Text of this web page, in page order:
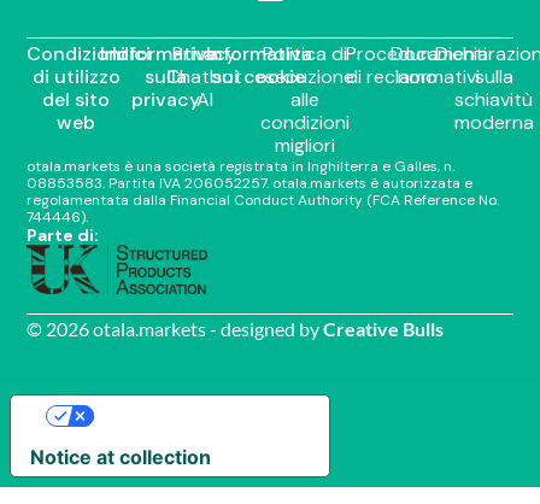
Condizioni
di utilizzo
del sito
web
Indici
Informativa
sulla
privacy
Privacy
Chatbot
AI
Informativa
sui cookie
Politica di
esecuzione
alle
condizioni
migliori
Procedura
di reclamo
Documenti
normativisulla
schiavitù
moderna
otala.markets è una società registrata in Inghilterra e Galles, n.
08853583. Partita IVA 206052257. otala.markets è autorizzata e
regolamentata dalla Financial Conduct Authority (FCA Reference No.
744446).
Parte di:
© 2026 otala.markets - designed byCreative Bulls
Notice at collection
Your Privacy Choices